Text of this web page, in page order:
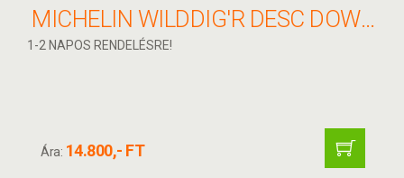
MICHELIN WILDDIG'R DESC DOWNHILL 26X2,2
1-2 NAPOS RENDELÉSRE!
Ára: 14.800,- FT